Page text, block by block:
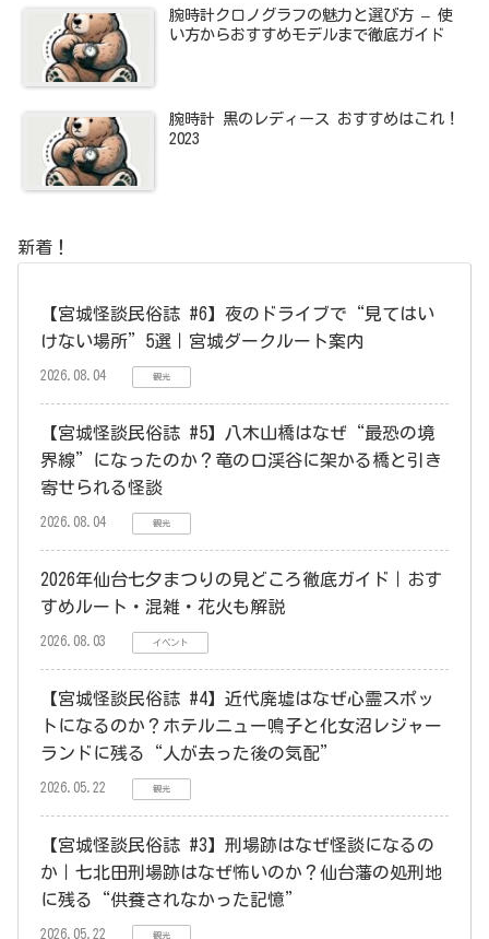
腕時計クロノグラフの魅力と選び方 – 使
い方からおすすめモデルまで徹底ガイド
腕時計 黒のレディース おすすめはこれ！
2023
新着！
【宮城怪談民俗誌 #6】夜のドライブで“見てはい
けない場所”5選｜宮城ダークルート案内
2026.08.04 観光
【宮城怪談民俗誌 #5】八木山橋はなぜ“最恐の境
界線”になったのか？竜の口渓谷に架かる橋と引き
寄せられる怪談
2026.08.04 観光
2026年仙台七夕まつりの見どころ徹底ガイド｜おす
すめルート・混雑・花火も解説
2026.08.03 イベント
【宮城怪談民俗誌 #4】近代廃墟はなぜ心霊スポッ
トになるのか？ホテルニュー鳴子と化女沼レジャー
ランドに残る“人が去った後の気配”
2026.05.22 観光
【宮城怪談民俗誌 #3】刑場跡はなぜ怪談になるの
か｜七北田刑場跡はなぜ怖いのか？仙台藩の処刑地
に残る“供養されなかった記憶”
2026.05.22 観光